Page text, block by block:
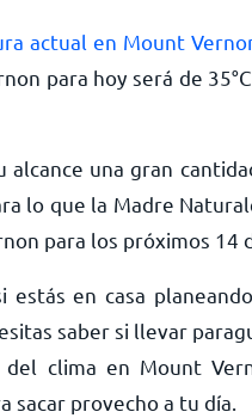
actual en Mount
para hoy será de 35°C
alcance una gran
lo que la Madre
para los próximos 14
estás en casa
saber si llevar
clima en Mount
sacar provecho a tu día.